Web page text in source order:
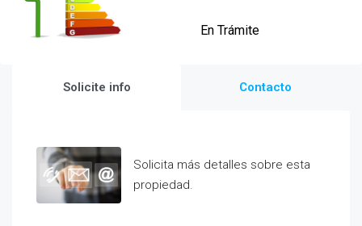
En Trámite
Solicite info Contacto
Solicita más detalles sobre esta
propiedad.